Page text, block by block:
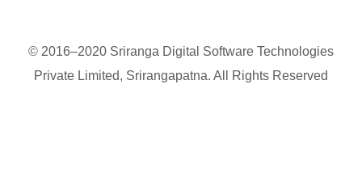
© 2016–2020 Sriranga Digital Software Technologies
Private Limited, Srirangapatna. All Rights Reserved